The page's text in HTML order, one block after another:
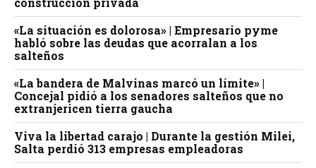
«La situación es dolorosa» | Empresario pyme
habló sobre las deudas que acorralan a los
salteños
«La bandera de Malvinas marcó un límite» |
Concejal pidió a los senadores salteños que no
extranjericen tierra gaucha
Viva la libertad carajo | Durante la gestión Milei,
Salta perdió 313 empresas empleadoras